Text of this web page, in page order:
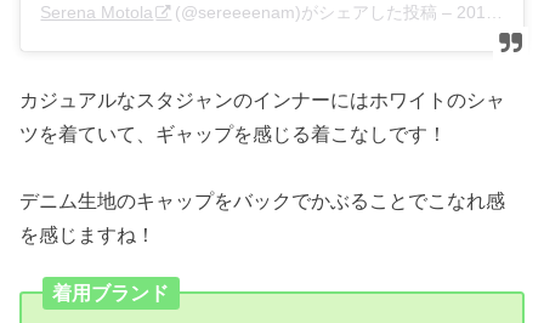
Serena Motola (@sereeeenam)がシェアした投稿 – 2018年 9月月8日午後10時23分PDT
カジュアルなスタジャンのインナーにはホワイトのシャ
ツを着ていて、ギャップを感じる着こなしです！
デニム生地のキャップをバックでかぶることでこなれ感
を感じますね！
着用ブランド